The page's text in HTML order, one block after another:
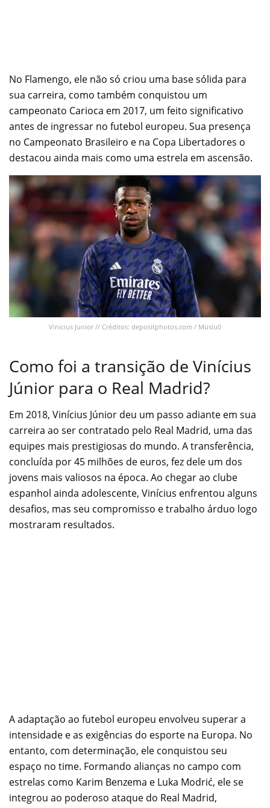
No Flamengo, ele não só criou uma base sólida para
sua carreira, como também conquistou um
campeonato Carioca em 2017, um feito significativo
antes de ingressar no futebol europeu. Sua presença
no Campeonato Brasileiro e na Copa Libertadores o
destacou ainda mais como uma estrela em ascensão.
Vinicius Junior // Créditos: depositphotos.com / Musiu0
Como foi a transição de Vinícius
Júnior para o Real Madrid?
Em 2018, Vinícius Júnior deu um passo adiante em sua
carreira ao ser contratado pelo Real Madrid, uma das
equipes mais prestigiosas do mundo. A transferência,
concluída por 45 milhões de euros, fez dele um dos
jovens mais valiosos na época. Ao chegar ao clube
espanhol ainda adolescente, Vinícius enfrentou alguns
desafios, mas seu compromisso e trabalho árduo logo
mostraram resultados.
A adaptação ao futebol europeu envolveu superar a
intensidade e as exigências do esporte na Europa. No
entanto, com determinação, ele conquistou seu
espaço no time. Formando alianças no campo com
estrelas como Karim Benzema e Luka Modrić, ele se
integrou ao poderoso ataque do Real Madrid,